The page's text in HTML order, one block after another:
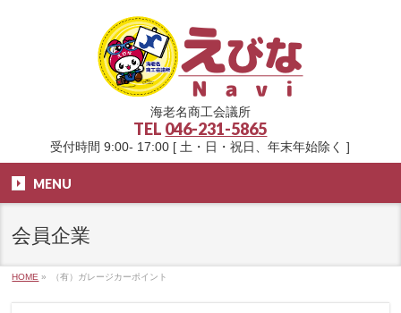
海老名商工会議所
TEL 046-231-5865
受付時間 9:00- 17:00 [ 土・日・祝日、年末年始除く ]
MENU
会員企業
HOME » （有）ガレージカーポイント